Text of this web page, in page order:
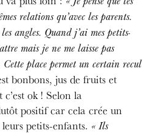
relations qu’avec les parents.
angles. Quand j’ai mes petits-
mais je ne me laisse pas
place permet un certain recul
bonbons, jus de fruits et
ok ! Selon la
positif car cela crée un
petits-enfants. « Ils